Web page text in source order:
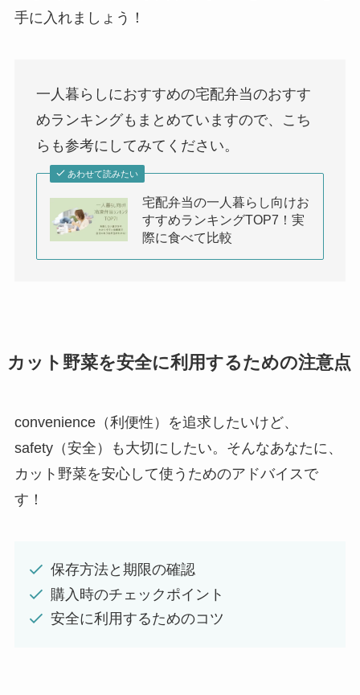
手に入れましょう！
一人暮らしにおすすめの宅配弁当のおすす
めランキングもまとめていますので、こち
らも参考にしてみてください。
あわせて読みたい
宅配弁当の一人暮らし向けお
すすめランキングTOP7！実
際に食べて比較
カット野菜を安全に利用するための注意点
convenience（利便性）を追求したいけど、
safety（安全）も大切にしたい。そんなあなたに、
カット野菜を安心して使うためのアドバイスで
す！
保存方法と期限の確認
購入時のチェックポイント
安全に利用するためのコツ